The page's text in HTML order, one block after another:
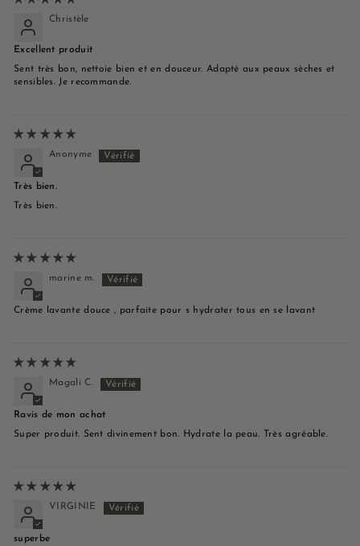
Christèle
Excellent produit
Sent très bon, nettoie bien et en douceur. Adapté aux peaux sèches et
sensibles. Je recommande.
Anonyme
Très bien.
Très bien.
marine m.
Crème lavante douce , parfaite pour s hydrater tous en se lavant
Magali C.
Ravis de mon achat
Super produit. Sent divinement bon. Hydrate la peau. Très agréable.
VIRGINIE
superbe